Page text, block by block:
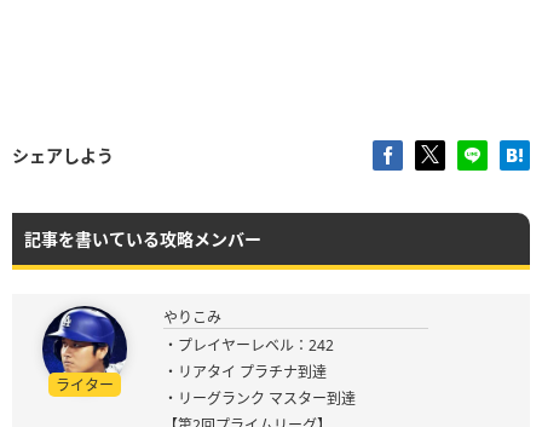
シェアしよう
記事を書いている攻略メンバー
ライター
やりこみ
・プレイヤーレベル：242
・リアタイ プラチナ到達
・リーグランク マスター到達